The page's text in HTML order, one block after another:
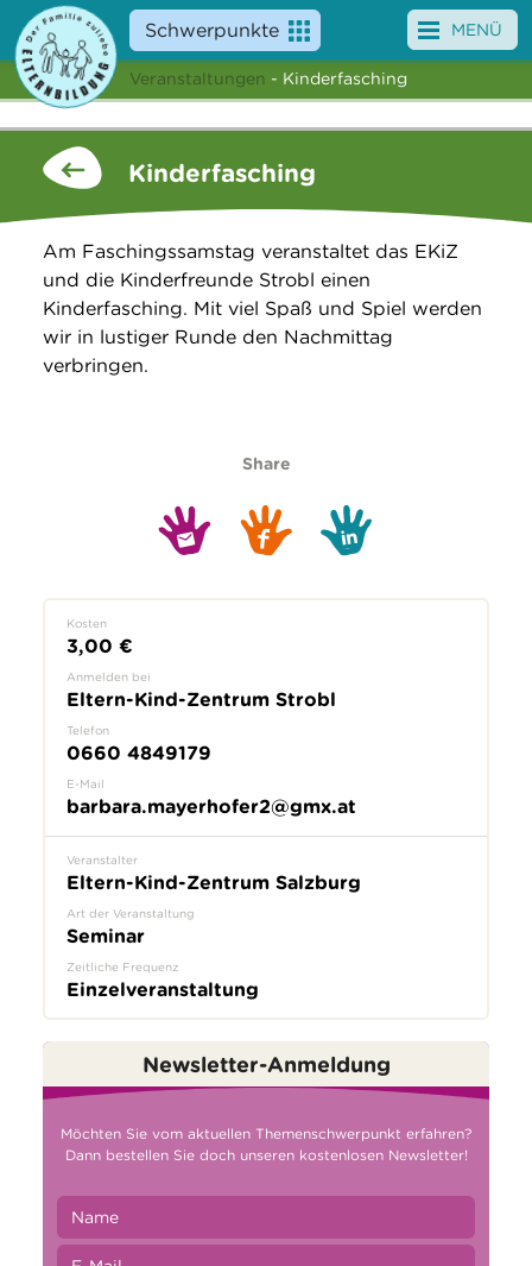
Schwerpunkte
Angebote
Veranstaltungen
Service
Über uns
Suche
MENÜ
Veranstaltungen - Kinderfasching
Kinderfasching
Am Faschingssamstag veranstaltet das EKiZ
und die Kinderfreunde Strobl einen
Kinderfasching. Mit viel Spaß und Spiel werden
wir in lustiger Runde den Nachmittag
verbringen.
Share
Kosten
3,00 €
Anmelden bei
Eltern-Kind-Zentrum Strobl
Telefon
0660 4849179
E-Mail
barbara.mayerhofer2@gmx.at
Veranstalter
Eltern-Kind-Zentrum Salzburg
Art der Veranstaltung
Seminar
Zeitliche Frequenz
Einzelveranstaltung
Newsletter-Anmeldung
Möchten Sie vom aktuellen Themenschwerpunkt erfahren?
Dann bestellen Sie doch unseren kostenlosen Newsletter!